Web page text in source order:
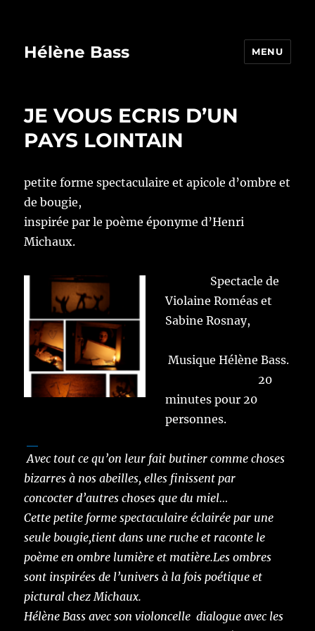
Hélène Bass MENU
JE VOUS ECRIS D’UN
PAYS LOINTAIN
petite forme spectaculaire et apicole d’ombre et
de bougie,
inspirée par le poème éponyme d’Henri
Michaux.
Spectacle de
Violaine Roméas et
Sabine Rosnay,
Musique Hélène Bass.
20
minutes pour 20
personnes.
Avec tout ce qu’on leur fait butiner comme choses
bizarres à nos abeilles, elles finissent par
concocter d’autres choses que du miel…
Cette petite forme spectaculaire éclairée par une
seule bougie,tient dans une ruche et raconte le
poème en ombre lumière et matière.Les ombres
sont inspirées de l’univers à la fois poétique et
pictural chez Michaux.
Hélène Bass avec son violoncelle dialogue avec les